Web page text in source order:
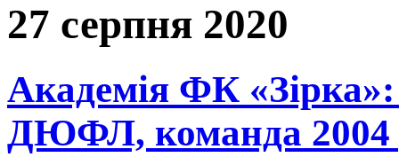
27 серпня 2020
Академія ФК «Зірка»:
ДЮФЛ, команда 2004